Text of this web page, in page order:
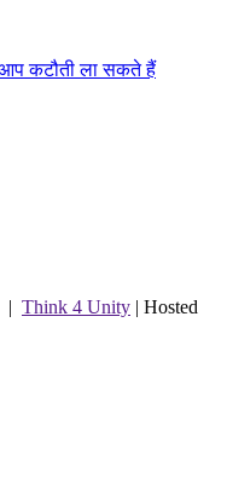
कटौती ला सकते हैं
| Think 4 Unity | Hosted